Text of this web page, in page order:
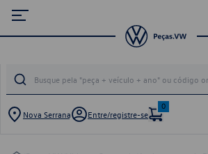
Nova Serrana Entre/registre-se
0